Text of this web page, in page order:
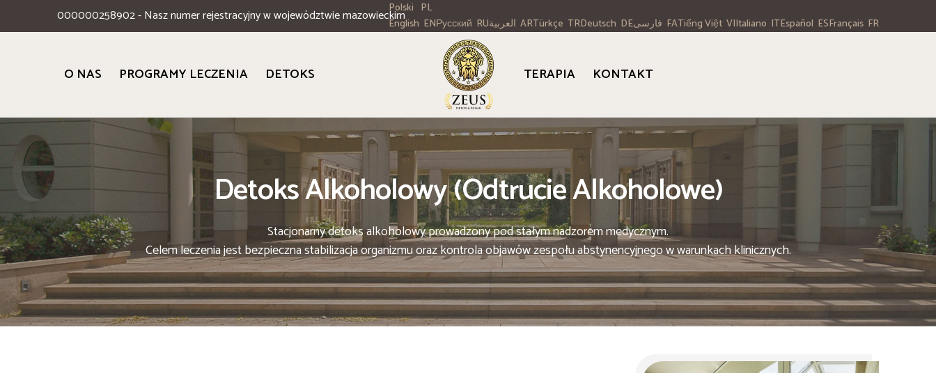
000000258902 - Nasz numer rejestracyjny w województwie mazowieckim
Polski PL
English ENРусский RUالعربية ARTürkçe TRDeutsch DEفارسی FATiếng Việt VIItaliano ITEspañol ESFrançais FR
O NAS PROGRAMY LECZENIA DETOKS TERAPIA KONTAKT
Detoks Alkoholowy (odtrucie Alkoholowe)
Stacjonarny detoks alkoholowy prowadzony pod stałym nadzorem medycznym.
Celem leczenia jest bezpieczna stabilizacja organizmu oraz kontrola objawów zespołu abstynencyjnego w warunkach klinicznych.